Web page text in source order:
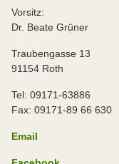
Vorsitz:
Dr. Beate Grüner
Traubengasse 13
91154 Roth
Tel: 09171-63886
Fax: 09171-89 66 630
Email